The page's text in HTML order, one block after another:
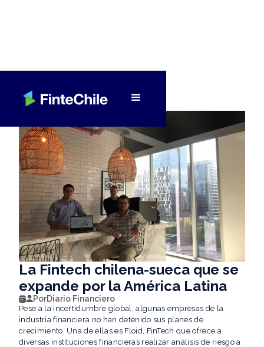
La Fintech chilena-sueca que se
expande por la América Latina
PorDiario Financiero
Pese a la incertidumbre global, algunas empresas de la
industria financiera no han detenido sus planes de
crecimiento. Una de ellas es Floid, FinTech que ofrece a
diversas instituciones financieras realizar análisis de riesgo a